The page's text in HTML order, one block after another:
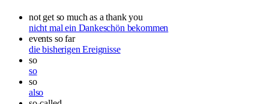
not get so much as a thank you
nicht mal ein Dankeschön bekommen
events so far
die bisherigen Ereignisse
so
so
so
also